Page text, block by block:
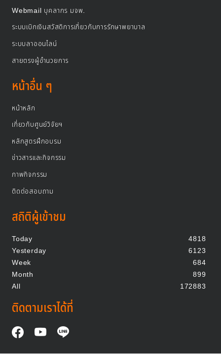
Webmail บุคลากร มจพ.
ระบบเบิกเงินสวัสดิการเกี่ยวกับการรักษาพยาบาล
ระบบลาออนไลน์
สายตรงผู้อำนวยการ
หน้าอื่น ๆ
หน้าหลัก
เกี่ยวกับศูนย์วิจัยฯ
หลักสูตรฝึกอบรม
ข่าวสารและกิจกรรม
ภาพกิจกรรม
ติดต่อสอบถาม
สถิติผู้เข้าชม
Today
4818
Yesterday
6123
Week
684
Month
899
All
172883
ติดตามเราได้ที่